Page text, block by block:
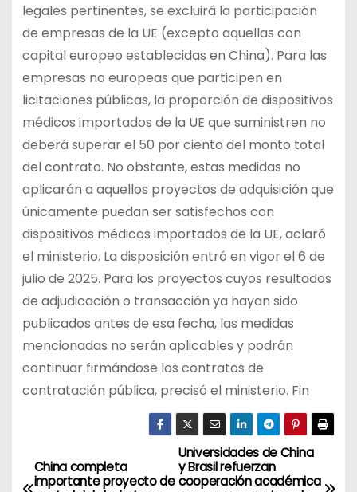
legales pertinentes, se excluirá la participación
de empresas de la UE (excepto aquellas con
capital europeo establecidas en China). Para las
empresas no europeas que participen en
licitaciones públicas, la proporción de dispositivos
médicos importados de la UE que suministren no
deberá superar el 50 por ciento del monto total
del contrato. No obstante, estas medidas no
aplicarán a aquellos proyectos de adquisición que
únicamente puedan ser satisfechos con
dispositivos médicos importados de la UE, aclaró
el ministerio. La disposición entró en vigor el 6 de
julio de 2025. Para los proyectos cuyos resultados
de adjudicación o transacción ya hayan sido
publicados antes de esa fecha, las medidas
mencionadas no serán aplicables y podrán
continuar firmándose los contratos de
contratación pública, precisó el ministerio. Fin
N
Universidades de China
y Brasil refuerzan
cooperación académica
China completa
importante proyecto de